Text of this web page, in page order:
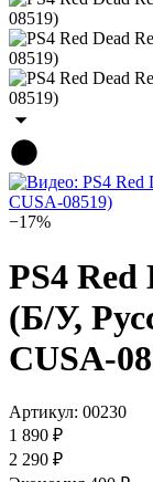
−17%
PS4 Red
(Б/У,
CUSA-
Артикул: 00230
1 890 ₽
2 290 ₽